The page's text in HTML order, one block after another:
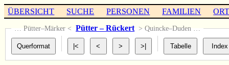
ÜBERSICHT SUCHE PERSONEN FAMILIEN
… Pütter–Märker < Pütter – Rückert > Quincke–Duden …